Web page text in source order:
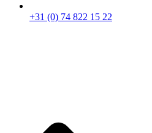
+31 (0) 74 822 15 22